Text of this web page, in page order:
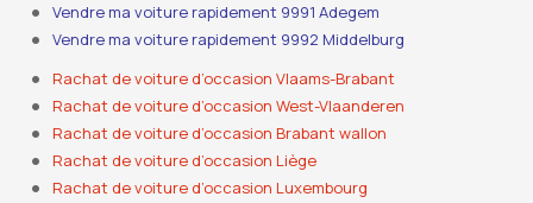
Vendre ma voiture rapidement 9991 Adegem
Vendre ma voiture rapidement 9992 Middelburg
Rachat de voiture d’occasion Vlaams-Brabant
Rachat de voiture d’occasion West-Vlaanderen
Rachat de voiture d’occasion Brabant wallon
Rachat de voiture d’occasion Liège
Rachat de voiture d’occasion Luxembourg